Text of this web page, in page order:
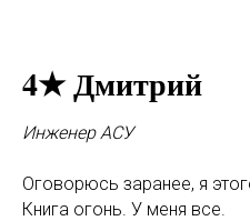
4★ Дмитрий
Инженер АСУ
Оговорюсь заранее, я
Книга огонь. У меня все.